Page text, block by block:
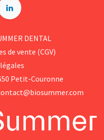
DENTAL
d​e vente (CGV)
Petit-Couronne